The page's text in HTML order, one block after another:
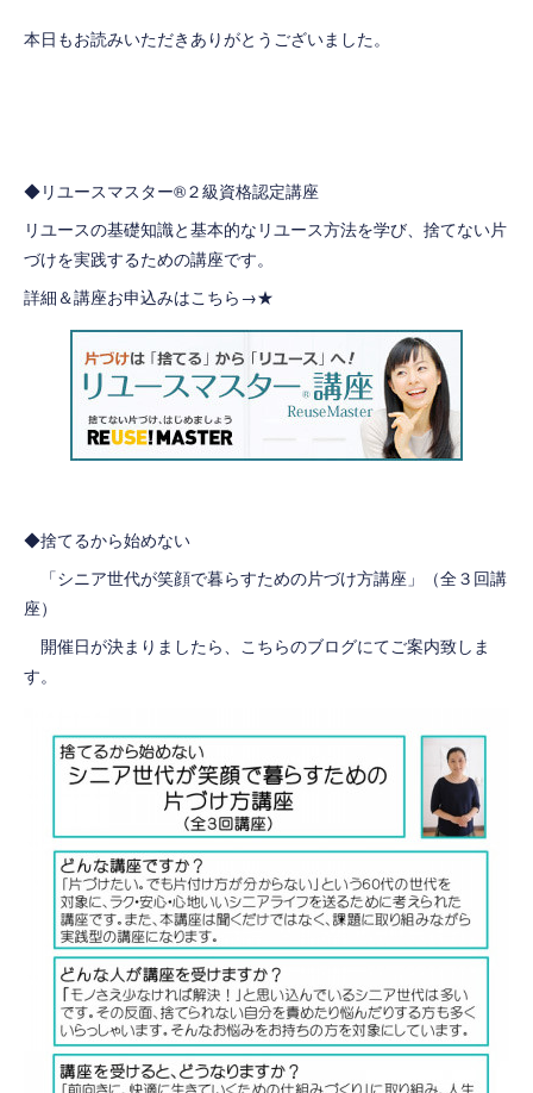
本日もお読みいただきありがとうございました。
◆リユースマスター®２級資格認定講座
リユースの基礎知識と基本的なリユース方法を学び、捨てない片
づけを実践するための講座です。
詳細＆講座お申込みはこちら→★
◆捨てるから始めない
「シニア世代が笑顔で暮らすための片づけ方講座」（全３回講
座）
開催日が決まりましたら、こちらのブログにてご案内致しま
す。